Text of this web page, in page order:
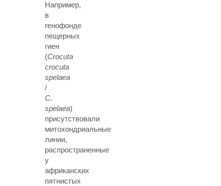
Например,
в
генофонде
пещерных
гиен
(Crocuta
crocuta
spelaea
/
C.
spelaea)
присутствовали
митохондриальные
линии,
распространенные
у
африканских
пятнистых